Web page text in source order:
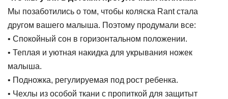
Мы позаботились о том, чтобы коляска Rant стала
другом вашего малыша. Поэтому продумали все:
• Спокойный сон в горизонтальном положении.
• Теплая и уютная накидка для укрывания ножек
малыша.
• Подножка, регулируемая под рост ребенка.
• Чехлы из особой ткани с пропиткой для защитыт